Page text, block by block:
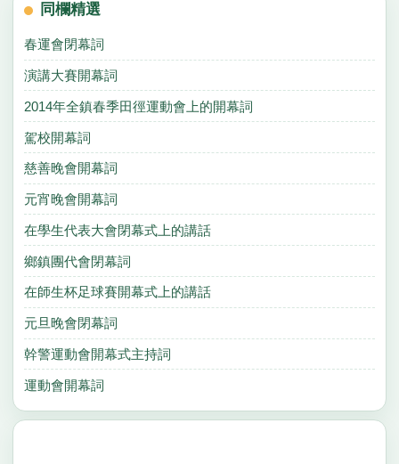
同欄精選
春運會閉幕詞
演講大賽開幕詞
2014年全鎮春季田徑運動會上的開幕詞
駕校開幕詞
慈善晚會開幕詞
元宵晚會開幕詞
在學生代表大會閉幕式上的講話
鄉鎮團代會閉幕詞
在師生杯足球賽開幕式上的講話
元旦晚會閉幕詞
幹警運動會開幕式主持詞
運動會開幕詞